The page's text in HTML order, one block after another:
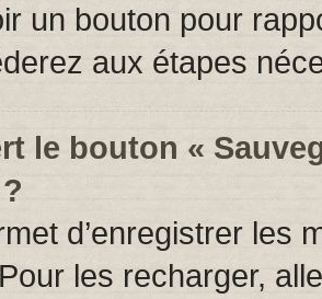
un bouton pour
aux étapes
le bouton «
d’enregistrer les
les recharger,